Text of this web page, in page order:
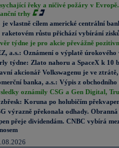
řeky a ničivé požáry v
trhy
je vlastně cílem americké centrální
raketovém růstu přichází vybírání
týdne je pro akcie převážně
a.s.: Oznámení o výplatě úrokového
týdne: Zlato nahoru a SpaceX k 10
akcionář Volkswagenu je ve
banka, a.s.: Výpis z
oznámily CSG a Gen Digital,
Koruna po holubičím
výrazně překonala odhady.
přeje dividendám. CNBC vybírá